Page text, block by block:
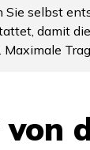
Sie selbst
damit
Maximale
von